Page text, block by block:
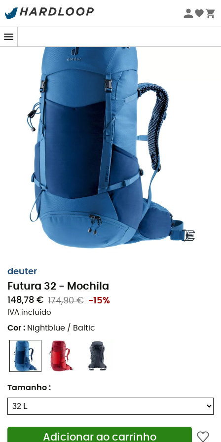
Promoções de verão 🔥 -5% EXTRA a partir de 2 produtos*
deuter
Futura 32 - Mochila
148,78 € 174,90 € -15%
IVA incluído
Cor : Nightblue / Baltic
Tamanho :
Adicionar ao carrinho
facilmente o cinto lombar,
posição,
Tecido excepcionalmente resistente e ainda assim
Bolsos laterais com foles,
Bolso sob aba,
Bolsos laterais elásticos,
Compartimento interno para objetos de valor,
Compartimento para roupas molhadas,
Fixação para piolet e bastão de caminhada,
Passantes de fixação na aba,
Porta-tubo de hidratação refletivo,
Compartimento inferior separado,
Capa de chuva removível,
Correias de compressão laterais para ajustar o
Compatível com sistemas de hidratação até 3 L,
Etiqueta SOS,
Volume: 32 + 3 L,
Dimensões: 68 x 32 x 21 cm,
Peso: 1 580 g.
Tecnologia utilizada
Aircomfort FlexLite System
Flexlite é umsistema de encosto de malha premiado
Deuter é projetado com uma estrutura dupla flexível
e ventilação excepcionais, preservando uma grande